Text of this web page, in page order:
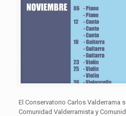
El Conservatorio Carlos Valderrama
Comunidad Valderramista y